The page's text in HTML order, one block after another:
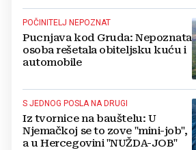
POČINITELJ NEPOZNAT
Pucnjava kod Gruda: Nepoznata
osoba rešetala obiteljsku kuću i
automobile
S JEDNOG POSLA NA DRUGI
Iz tvornice na bauštelu: U
Njemačkoj se to zove "mini-job",
a u Hercegovini "NUŽDA-JOB"